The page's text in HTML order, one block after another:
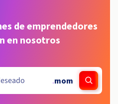
de emprendedores
en nosotros
.mom